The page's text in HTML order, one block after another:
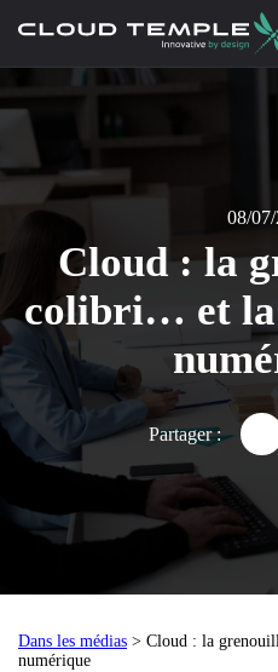
08/
Cloud : la
colibri… et la
Partager :
Dans les médias > Cloud : la
numérique